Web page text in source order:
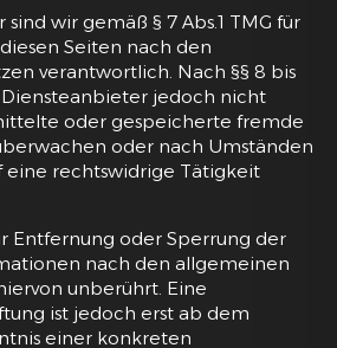
wir gemäß § 7 Abs.1 TMG für
Seiten nach den
verantwortlich. Nach §§ 8 bis
Diensteanbieter jedoch nicht
oder gespeicherte fremde
oder nach Umständen
eine rechtswidrige Tätigkeit
Entfernung oder Sperrung der
nach den allgemeinen
unberührt. Eine
ist jedoch erst ab dem
einer konkreten